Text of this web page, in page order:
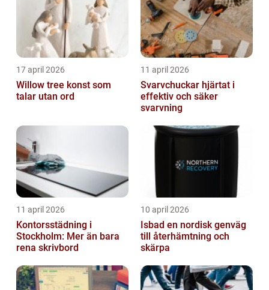
17 april 2026
Willow tree konst som
talar utan ord
11 april 2026
Svarvchuckar hjärtat i
effektiv och säker
svarvning
11 april 2026
Kontorsstädning i
Stockholm: Mer än bara
rena skrivbord
10 april 2026
Isbad en nordisk genväg
till återhämtning och
skärpa